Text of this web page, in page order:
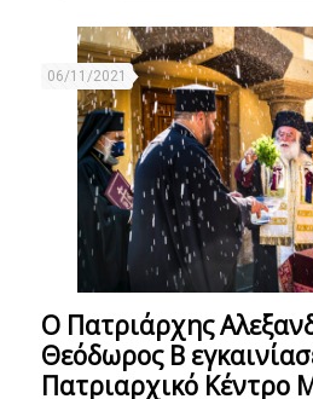
06/11/2021
Ο Πατριάρχης
Θεόδωρος Β
Πατριαρχικό Κέντρο